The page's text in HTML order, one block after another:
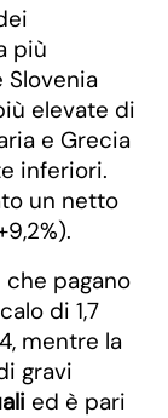
più
Slovenia
elevate di
e Grecia
inferiori.
un netto
pagano
di 1,7
mentre la
gravi
ed è pari